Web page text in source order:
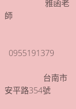
雅函老
師
0955191379
台南市
安平路354號